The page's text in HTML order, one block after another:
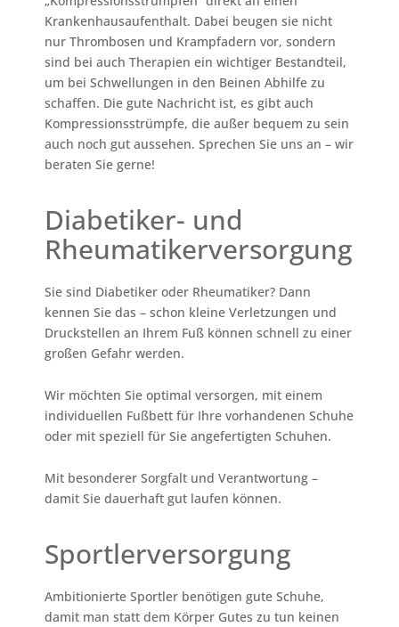
Krankenhausaufenthalt. Dabei beugen sie nicht
nur Thrombosen und Krampfadern vor, sondern
sind bei auch Therapien ein wichtiger Bestandteil,
um bei Schwellungen in den Beinen Abhilfe zu
schaffen. Die gute Nachricht ist, es gibt auch
Kompressionsstrümpfe, die außer bequem zu sein
auch noch gut aussehen. Sprechen Sie uns an – wir
beraten Sie gerne!
Diabetiker- und
Rheumatikerversorgung
Sie sind Diabetiker oder Rheumatiker? Dann
kennen Sie das – schon kleine Verletzungen und
Druckstellen an Ihrem Fuß können schnell zu einer
großen Gefahr werden.
Wir möchten Sie optimal versorgen, mit einem
individuellen Fußbett für Ihre vorhandenen Schuhe
oder mit speziell für Sie angefertigten Schuhen.
Mit besonderer Sorgfalt und Verantwortung –
damit Sie dauerhaft gut laufen können.
Sportlerversorgung
Ambitionierte Sportler benötigen gute Schuhe,
damit man statt dem Körper Gutes zu tun keinen